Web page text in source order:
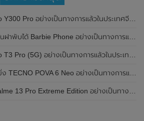
ระเทศจีน มาพร้อมดีไซน์พรีเมี่ยม ทนทาน และแบตเตอรี่สุดอึดขนาดใหญ่ 6,500mAh พร้อมรองรับการชาร์จไว 80W
Barbie Phone อย่างเป็นทางการแล้ว มาพร้อมธีมสีชมพูสดใส
Pro (5G) อย่างเป็นทางการแล้วในประเทศอินเดีย
6 Neo อย่างเป็นทางการแล้วในประเทศไทย ในราคา 8,499 บาท
Extreme Edition อย่างเป็นทางการแล้วในประเทศจีน